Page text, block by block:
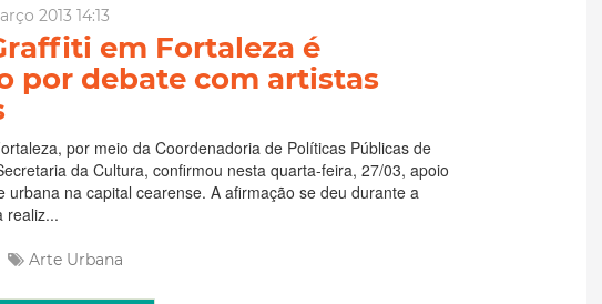
2013 14:13
em Fortaleza é
por debate com artistas
por meio da Coordenadoria de Políticas Públicas de
da Cultura, confirmou nesta quarta-feira, 27/03, apoio
urbana na capital cearense. A afirmação se deu durante a
realiz...
Arte Urbana